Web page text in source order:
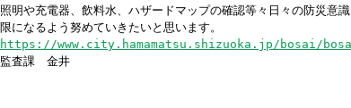
照明や充電器、飲料水、ハザードマップの確認等々日々の防災意
限になるよう努めていきたいと思います。
https://www.city.hamamatsu.shizuoka.jp/bosai/
監査課 金井